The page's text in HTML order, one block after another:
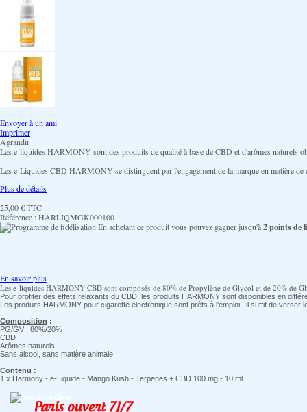
Envoyer à un ami
Imprimer
Agrandir
Les e-liquides HARMONY sont des produits de qualité à base de CBD et d'arômes naturels
Les e-Liquides CBD HARMONY se distinguent par l'engagement de la marque en matière de
Plus de détails
25,00 €TTC
Référence :HARLIQMGK000100
En achetant ce produit vous pouvez gagner jusqu'à2points de
En savoir plus
Les e-liquides HARMONY CBD sont composés de 80% de Propylène de Glycol et de 20% de
Pour profiter des effets relaxants du CBD, les produits HARMONY sont disponibles en
Les produits HARMONY pour cigarette électronique sont prêts à l'emploi : il suffit de
Composition :
PG/GV : 80%/20%
CBD
Arômes naturels
Sans alcool, sans matière animale
Contenu :
1 x Harmony - e-Liquide - Mango Kush - Terpenes + CBD 100 mg - 10 ml